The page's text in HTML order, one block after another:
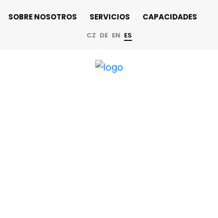
SOBRE NOSOTROS SERVICIOS CAPACIDADES
CZ DE EN ES